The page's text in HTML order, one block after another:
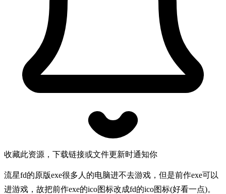
收藏此资源，下载链接或文件更新时通知你
流星fd的原版exe很多人的电脑进不去游戏，但是前作exe可以
进游戏，故把前作exe的ico图标改成fd的ico图标(好看一点)。